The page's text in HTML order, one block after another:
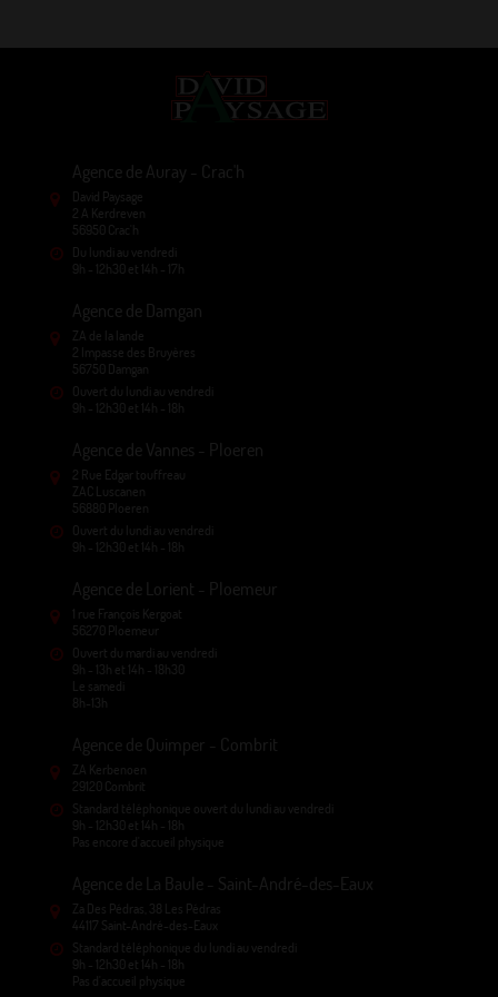
Agence de Auray - Crac'h
David Paysage
2 A Kerdreven
56950 Crac'h
Du lundi au vendredi
9h - 12h30 et 14h - 17h
Agence de Damgan
ZA de la lande
2 Impasse des Bruyères
56750 Damgan
Ouvert du lundi au vendredi
9h - 12h30 et 14h - 18h
Agence de Vannes - Ploeren
2 Rue Edgar touffreau
ZAC Luscanen
56880 Ploeren
Ouvert du lundi au vendredi
9h - 12h30 et 14h - 18h
Agence de Lorient - Ploemeur
1 rue François Kergoat
56270 Ploemeur
Ouvert du mardi au vendredi
9h - 13h et 14h - 18h30
Le samedi
8h-13h
Agence de Quimper - Combrit
ZA Kerbenoen
29120 Combrit
Standard téléphonique ouvert du lundi au vendredi
9h - 12h30 et 14h - 18h
Pas encore d'accueil physique
Agence de La Baule - Saint-André-des-Eaux
Za Des Pédras, 38 Les Pédras
44117 Saint-André-des-Eaux
Standard téléphonique du lundi au vendredi
9h - 12h30 et 14h - 18h
Pas d'accueil physique